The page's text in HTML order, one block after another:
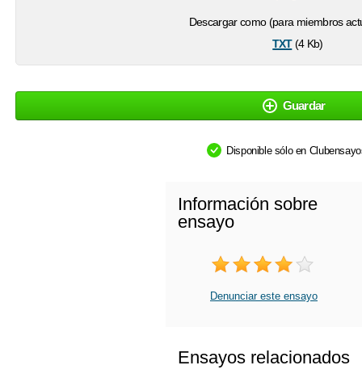
Descargar como (para miembros
txt(4 Kb)
Guardar
Disponible sólo en
Información sobre
ensayo
Denunciar este ensayo
Ensayos relacionados